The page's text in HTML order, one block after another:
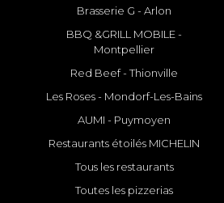
Brasserie G - Arlon
BBQ &GRILL MOBILE -
Montpellier
Red Beef - Thionville
Les Roses - Mondorf-Les-Bains
AUMI - Puymoyen
Restaurants étoilés MICHELIN
Tous les restaurants
Toutes les pizzerias